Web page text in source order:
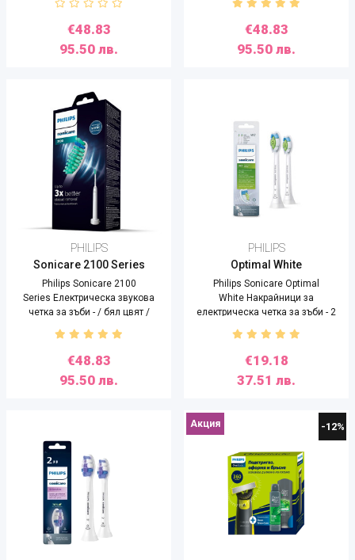
€48.83
95.50 лв.
€48.83
95.50 лв.
PHILIPS
Sonicare 2100 Series
Philips Sonicare 2100
Series Електрическа звукова
четка за зъби - / бял цвят /
€48.83
95.50 лв.
PHILIPS
Optimal White
Philips Sonicare Optimal
White Накрайници за
електрическа четка за зъби - 2
броя
€19.18
37.51 лв.
-12%
Акция